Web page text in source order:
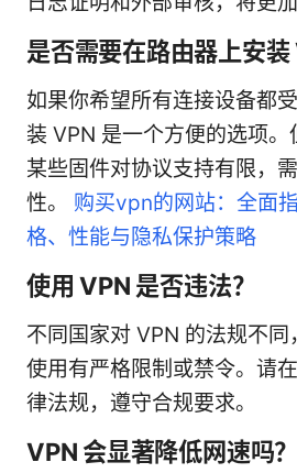
是否需要在路由器上安装
如果你希望所有连接设备都
装 VPN 是一个方便的选项。
某些固件对协议支持有限，
性。 购买vpn的网站：全面
格、性能与隐私保护策略
使用 VPN 是否违法？
不同国家对 VPN 的法规不
使用有严格限制或禁令。请
律法规，遵守合规要求。
VPN 会显著降低网速吗？